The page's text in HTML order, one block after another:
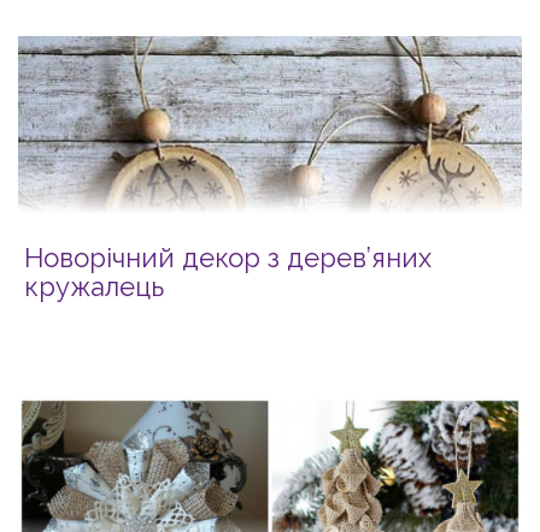
Новорічний декор з дерев’яних
кружалець